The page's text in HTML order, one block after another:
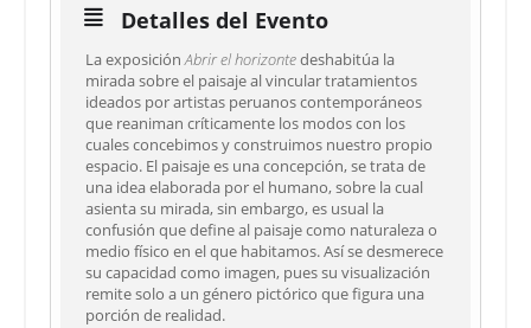
Detalles del Evento
La exposiciónAbrir el horizontedeshabitúa la
mirada sobre el paisaje al vincular tratamientos
ideados por artistas peruanos contemporáneos
que reaniman críticamente los modos con los
cuales concebimos y construimos nuestro propio
espacio. El paisaje es una concepción, se trata de
una idea elaborada por el humano, sobre la cual
asienta su mirada, sin embargo, es usual la
confusión que define al paisaje como naturaleza o
medio físico en el que habitamos. Así se desmerece
su capacidad como imagen, pues su visualización
remite solo a un género pictórico que figura una
porción de realidad.